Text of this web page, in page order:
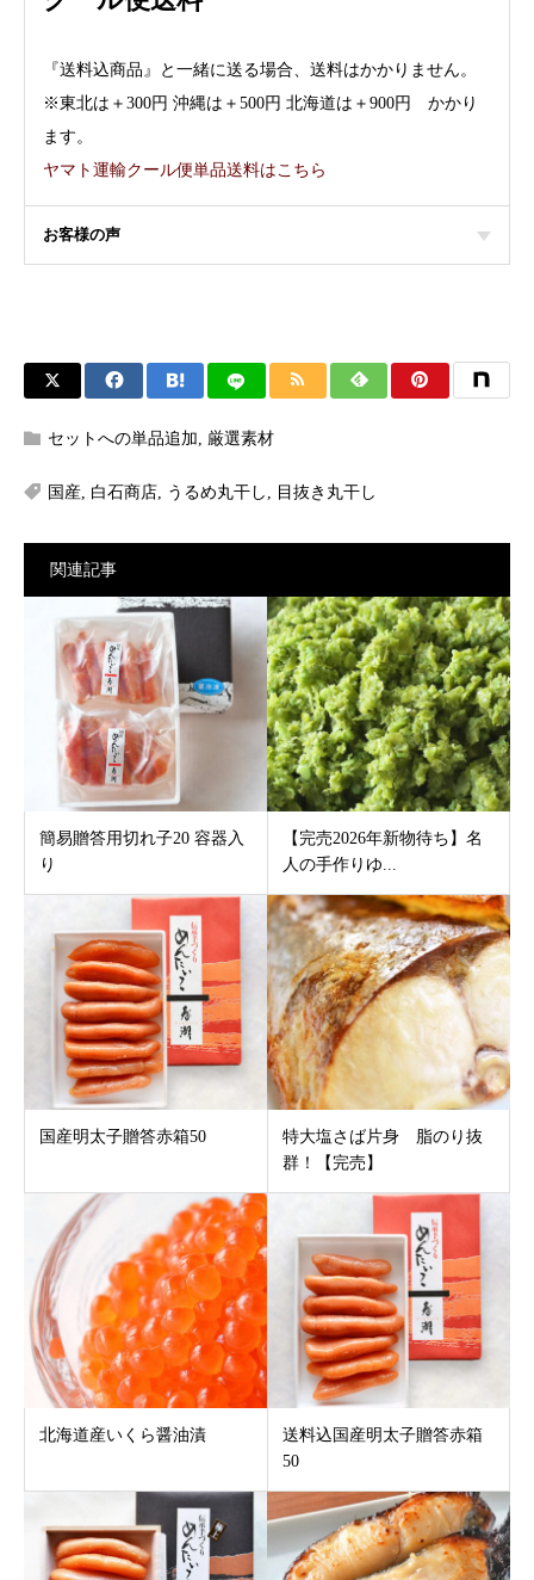
『送料込商品』と一緒に送る場合、送料はかかりません。
※東北は＋300円 沖縄は＋500円 北海道は＋900円 かかり
ます。
ヤマト運輸クール便単品送料はこちら
お客様の声
セットへの単品追加 厳選素材
国産 白石商店 うるめ丸干し 目抜き丸干し
関連記事
簡易贈答用切れ子20 容器入
り
【完売2026年新物待ち】名
人の手作りゆ...
国産明太子贈答赤箱50
特大塩さば片身 脂のり抜
群！【完売】
北海道産いくら醤油漬
送料込国産明太子贈答赤箱
50